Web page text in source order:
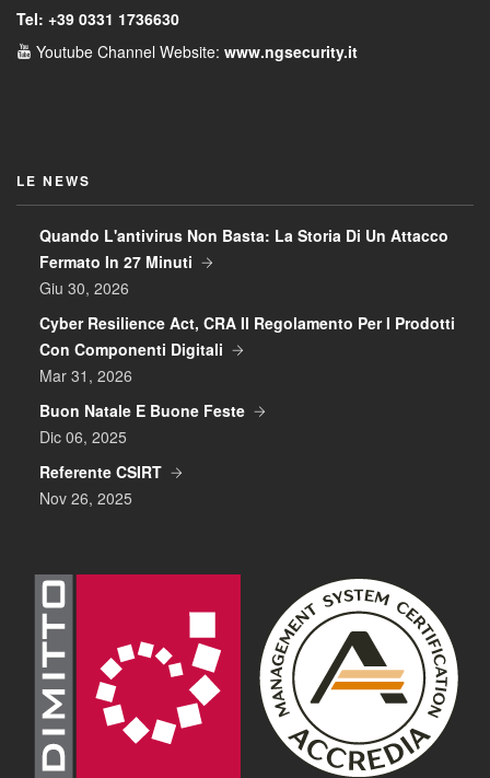
Tel: +39 0331 1736630
Youtube Channel Website: www.ngsecurity.it
LE NEWS
Quando L'antivirus Non Basta: La Storia Di Un Attacco
Fermato In 27 Minuti
Giu 30, 2026
Cyber Resilience Act, CRA Il Regolamento Per I Prodotti
Con Componenti Digitali
Mar 31, 2026
Buon Natale E Buone Feste
Dic 06, 2025
Referente CSIRT
Nov 26, 2025